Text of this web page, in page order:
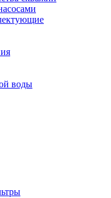
воды